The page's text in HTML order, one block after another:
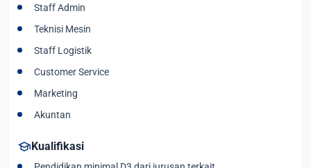
Staff Admin
Teknisi Mesin
Staff Logistik
Customer Service
Marketing
Akuntan
schoolKualifikasi